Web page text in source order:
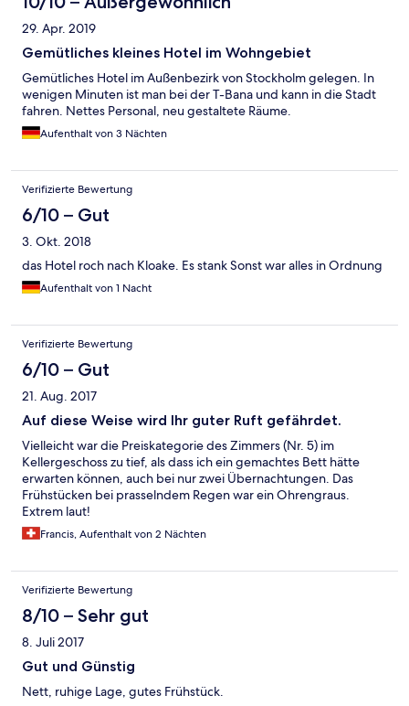
29. Apr. 2019
Gemütliches kleines Hotel im Wohngebiet
Gemütliches Hotel im Außenbezirk von Stockholm gelegen. In
wenigen Minuten ist man bei der T-Bana und kann in die Stadt
fahren. Nettes Personal, neu gestaltete Räume.
Aufenthalt von 3 Nächten
Verifizierte Bewertung
6/10 – Gut
3. Okt. 2018
das Hotel roch nach Kloake. Es stank Sonst war alles in Ordnung
Aufenthalt von 1 Nacht
Verifizierte Bewertung
6/10 – Gut
21. Aug. 2017
Auf diese Weise wird Ihr guter Ruft gefährdet.
Vielleicht war die Preiskategorie des Zimmers (Nr. 5) im
Kellergeschoss zu tief, als dass ich ein gemachtes Bett hätte
erwarten können, auch bei nur zwei Übernachtungen. Das
Frühstücken bei prasselndem Regen war ein Ohrengraus.
Extrem laut!
Francis, Aufenthalt von 2 Nächten
Verifizierte Bewertung
8/10 – Sehr gut
8. Juli 2017
Gut und Günstig
Nett, ruhige Lage, gutes Frühstück.